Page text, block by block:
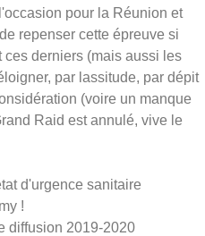
pour la Réunion et
repenser cette épreuve si
derniers (mais aussi les
par lassitude, par dépit
(voire un manque
Raid est annulé, vive le
d'urgence sanitaire
!
diffusion 2019-2020